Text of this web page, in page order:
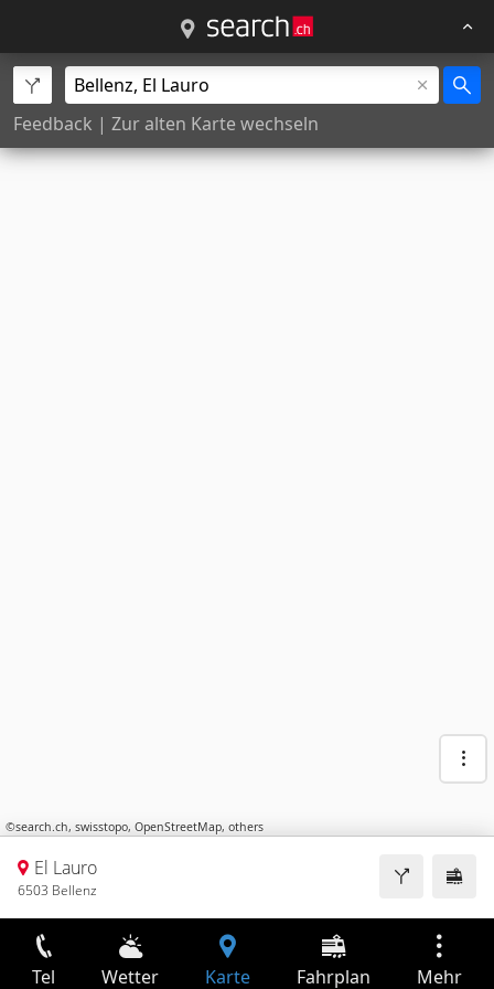
Feedback | Zur alten Karte wechseln
©search.ch, swisstopo, OpenStreetMap, others
El Lauro
6503 Bellenz
Tel Wetter Karte Fahrplan Mehr